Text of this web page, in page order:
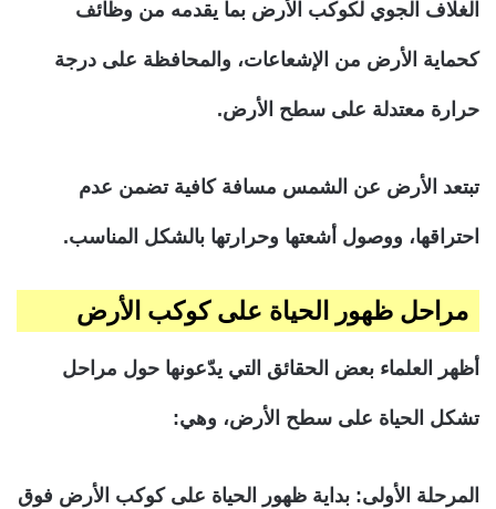
الغلاف الجوي لكوكب الأرض بما يقدمه من وظائف
كحماية الأرض من الإشعاعات، والمحافظة على درجة
حرارة معتدلة على سطح الأرض.
تبتعد الأرض عن الشمس مسافة كافية تضمن عدم
احتراقها، ووصول أشعتها وحرارتها بالشكل المناسب.
مراحل ظهور الحياة على كوكب الأرض
أظهر العلماء بعض الحقائق التي يدّعونها حول مراحل
تشكل الحياة على سطح الأرض، وهي:
المرحلة الأولى: بداية ظهور الحياة على كوكب الأرض فوق